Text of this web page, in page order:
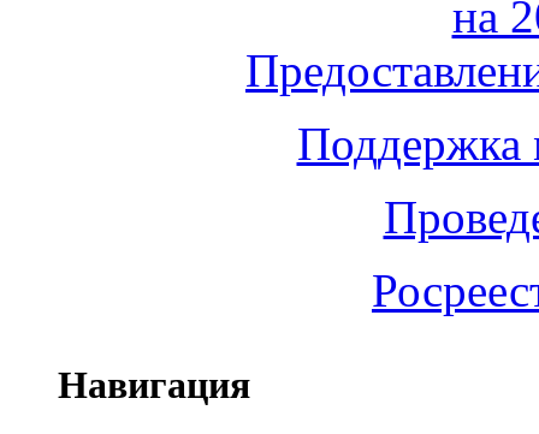
на
Поддержка
Навигация